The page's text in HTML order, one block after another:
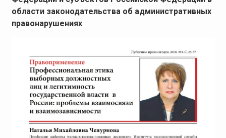
области законодательства об административных
правонарушениях